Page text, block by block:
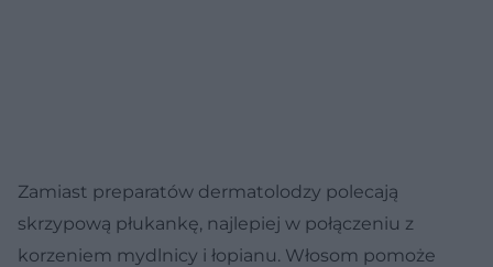
Zamiast preparatów dermatolodzy polecają
skrzypową płukankę, najlepiej w połączeniu z
korzeniem mydlnicy i łopianu. Włosom pomoże